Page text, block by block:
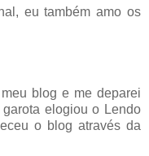
eu também amo os
blog e me deparei
elogiou o Lendo
o blog através da